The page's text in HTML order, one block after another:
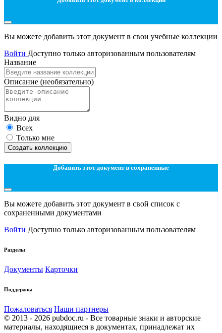
Вы можете добавить этот документ в свои учебные коллекции
Войти Доступно только авторизованным пользователям
Название
Описание (необязательно)
Видно для
Всех
Только мне
Создать коллекцию
Добавить этот документ в сохраненные
Вы можете добавить этот документ в свой список с
сохраненными документами
Войти Доступно только авторизованным пользователям
Разделы
Документы Карточки
Поддержка
Пожаловаться Наши партнеры
© 2013 - 2026 pubdoc.ru - Все товарные знаки и авторские
материалы, находящиеся в документах, принадлежат их